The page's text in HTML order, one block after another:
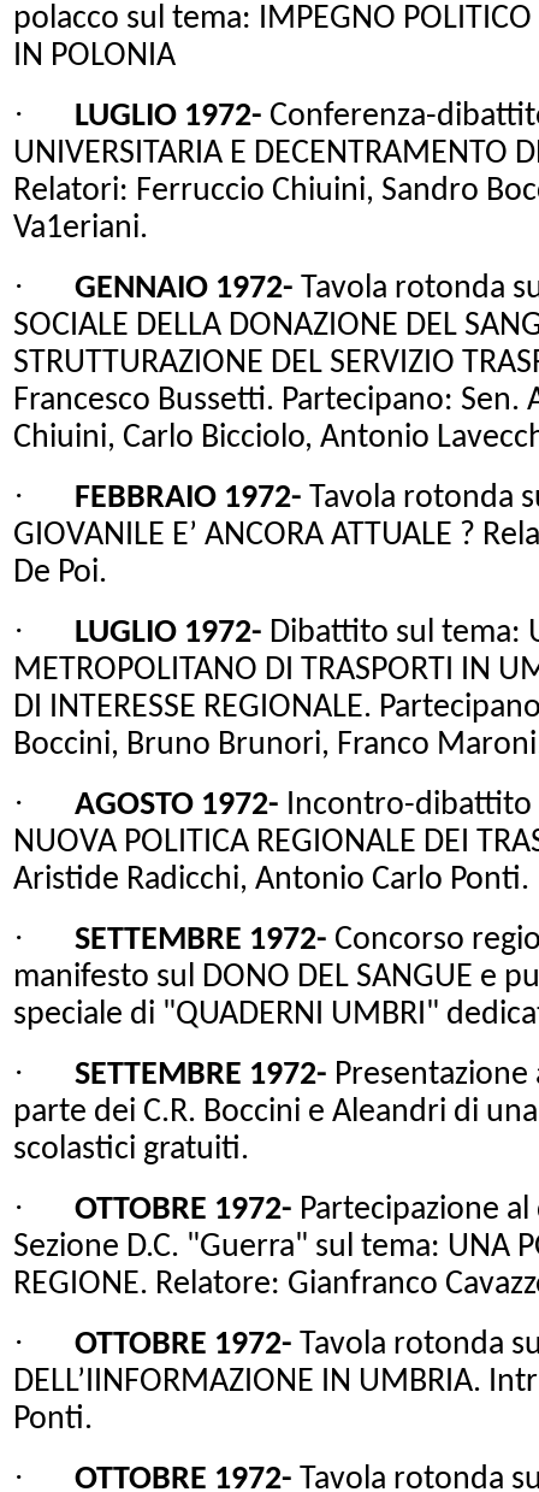
polacco sul tema: IMPEGNO POLITICO
IN POLONIA
· LUGLIO 1972- Conferenza-
UNIVERSITARIA E DECENTRAMENTO
Relatori: Ferruccio Chiuini, Sandro
Va1eriani.
· GENNAIO 1972- Tavola rotonda
SOCIALE DELLA DONAZIONE DEL
STRUTTURAZIONE DEL SERVIZIO
Francesco Bussetti. Partecipano: Sen.
Chiuini, Carlo Bicciolo, Antonio
· FEBBRAIO 1972- Tavola rotonda
GIOVANILE E’ ANCORA ATTUALE ?
De Poi.
· LUGLIO 1972- Dibattito sul tema:
METROPOLITANO DI TRASPORTI IN
DI INTERESSE REGIONALE.
Boccini, Bruno Brunori, Franco
· AGOSTO 1972- Incontro-dibattito
NUOVA POLITICA REGIONALE DEI
Aristide Radicchi, Antonio Carlo Ponti.
· SETTEMBRE 1972- Concorso
manifesto sul DONO DEL SANGUE e
speciale di "QUADERNI UMBRI"
· SETTEMBRE 1972- Presentazione
parte dei C.R. Boccini e Aleandri di
scolastici gratuiti.
· OTTOBRE 1972- Partecipazione
Sezione D.C. "Guerra" sul tema: UNA
REGIONE. Relatore: Gianfranco
· OTTOBRE 1972- Tavola rotonda
DELL’IINFORMAZIONE IN UMBRIA.
Ponti.
· OTTOBRE 1972- Tavola rotonda